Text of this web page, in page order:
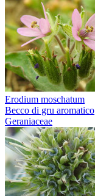
Erodium moschatum
Becco di gru aromatico
Geraniaceae